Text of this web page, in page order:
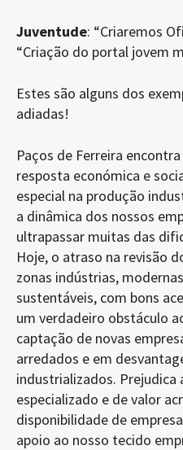
Juventude: “Criaremos
“Criação do portal jovem
Estes são alguns dos
adiadas!
Paços de Ferreira
resposta económica e
especial na produção
a dinâmica dos nossos
ultrapassar muitas das
Hoje, o atraso na revisão
zonas indústrias,
sustentáveis, com bons
um verdadeiro obstáculo
captação de novas
arredados e em
industrializados.
especializado e de valor
disponibilidade de
apoio ao nosso tecido